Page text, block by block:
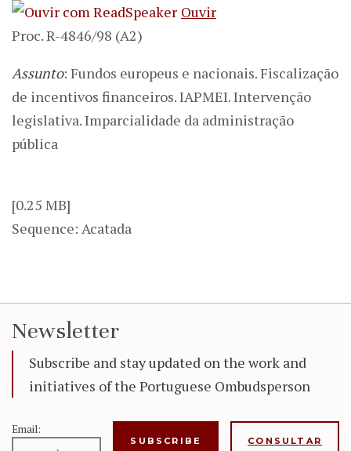
Ouvir
Proc. R-4846/98 (A2)
Assunto: Fundos europeus e nacionais. Fiscalização
de incentivos financeiros. IAPMEI. Intervenção
legislativa. Imparcialidade da administração
pública
[0.25 MB]
Sequence: Acatada
Newsletter
Subscribe and stay updated on the work and
initiatives of the Portuguese Ombudsperson
Email:
CONSULTAR